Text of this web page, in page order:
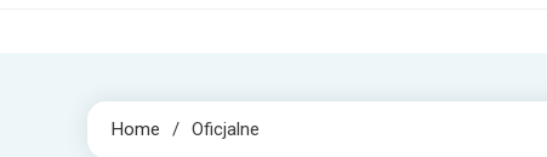
Home Oficjalne